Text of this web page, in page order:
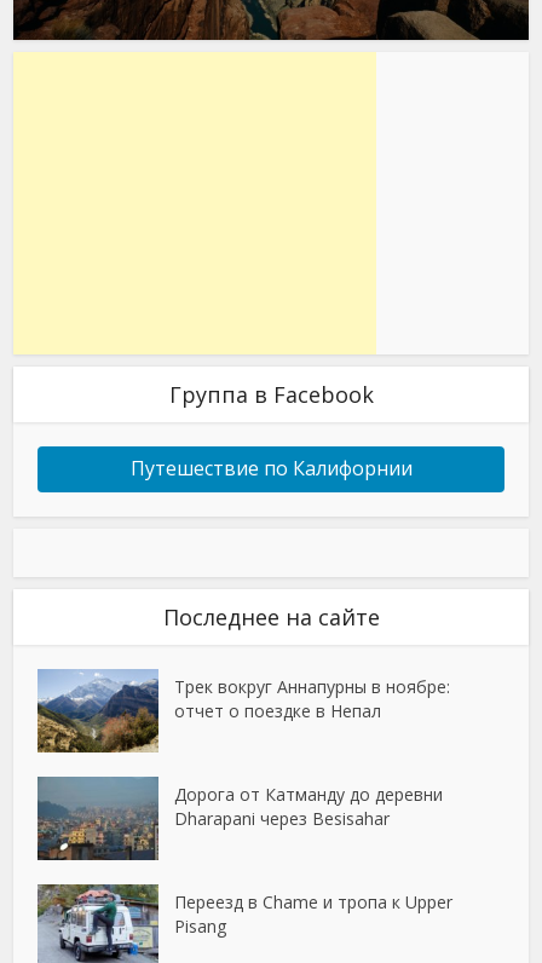
Группа в Facebook
Путешествие по Калифорнии
Последнее на сайте
Трек вокруг Аннапурны в ноябре:
отчет о поездке в Непал
Дорога от Катманду до деревни
Dharapani через Besisahar
Переезд в Chame и тропа к Upper
Pisang